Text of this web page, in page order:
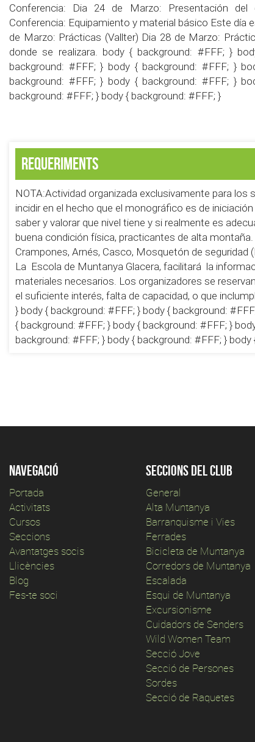
Conferencia: Dia 24 de Marzo: Presentación
Conferencia: Equipamiento y material básico Este día
de Marzo: Prácticas (Vallter) Dia 28 de Marzo:
donde se realizara. body { background: #FFF; }
background: #FFF; } body { background: #FFF; }
background: #FFF; } body { background: #FFF; }
background: #FFF; } body { background: #FFF; }
Requeriments
NOTA:Actividad organizada exclusivamente para
incidir en el hecho que el monográfico es de
saber y valorar que nivel tiene y si realmente es
buena condición física, practicantes de alta
Crampones, Arnés, Casco, Mosquetón de
La Escola de Muntanya Glacera, facilitará la
materiales necesarios. Los organizadores se
el suficiente interés, falta de capacidad, o que
} body { background: #FFF; } body { background:
{ background: #FFF; } body { background: #FFF; }
background: #FFF; } body { background: #FFF; }
Navegació
Portada
Activitats
Cursos
Seccions
Avantatges socis
Llicències
Blog
Fes-te soci
Seccions del club
General
Alta Muntanya
Barranquisme i Vies
Ferrades
Bicicleta de Muntanya
Corredors de Muntanya
Escalada
Esqui de Muntanya
Excursionisme
Cuidadors de Senders
Wild Women Team
Secció Jove
Secció de Persones
Sordes
Secció de Raquetes